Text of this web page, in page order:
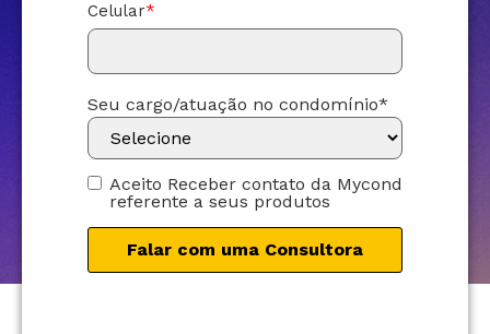
Celular*
Seu cargo/atuação no condomínio*
Aceito Receber contato da Mycond
referente a seus produtos